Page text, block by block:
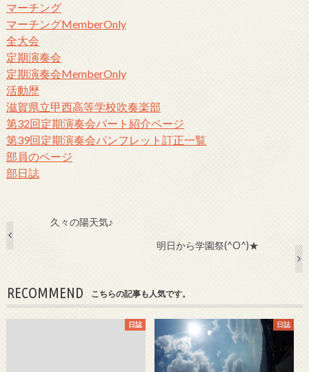
マーチング
マーチングMemberOnly
全大会
定期演奏会
定期演奏会MemberOnly
活動歴
滋賀県立甲西高等学校吹奏楽部
第32回定期演奏会パート紹介ページ
第39回定期演奏会パンフレット訂正一覧
部員のページ
部日誌
久々の陽天気♪
明日から学園祭(^O^)★
RECOMMEND こちらの記事も人気です。
日誌 日誌